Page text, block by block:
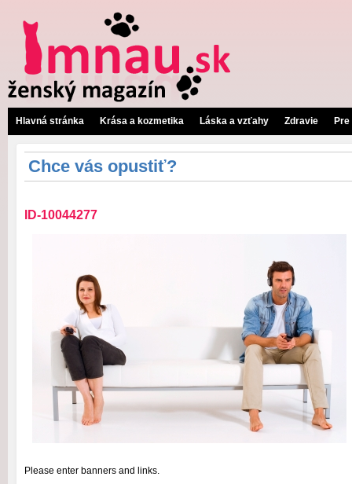
Hlavná stránka Krása a kozmetika Láska a vzťahy Zdravie
Chce vás opustiť?
ID-10044277
Please enter banners and links.